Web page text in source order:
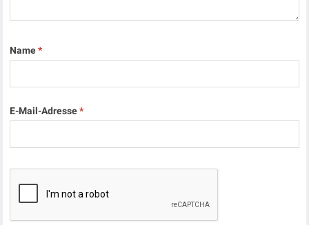
Name*
E-Mail-Adresse*